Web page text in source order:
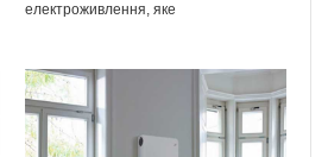
електроживлення, яке